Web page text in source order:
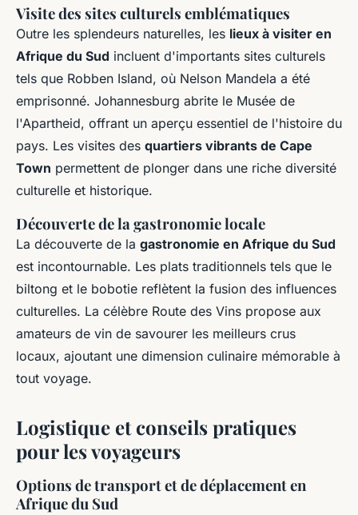
Visite des sites culturels emblématiques
Outre les splendeurs naturelles, les lieux à visiter en
Afrique du Sud incluent d'importants sites culturels
tels que Robben Island, où Nelson Mandela a été
emprisonné. Johannesburg abrite le Musée de
l'Apartheid, offrant un aperçu essentiel de l'histoire du
pays. Les visites des quartiers vibrants de Cape
Town permettent de plonger dans une riche diversité
culturelle et historique.
Découverte de la gastronomie locale
La découverte de la gastronomie en Afrique du Sud
est incontournable. Les plats traditionnels tels que le
biltong et le bobotie reflètent la fusion des influences
culturelles. La célèbre Route des Vins propose aux
amateurs de vin de savourer les meilleurs crus
locaux, ajoutant une dimension culinaire mémorable à
tout voyage.
Logistique et conseils pratiques
pour les voyageurs
Options de transport et de déplacement en
Afrique du Sud